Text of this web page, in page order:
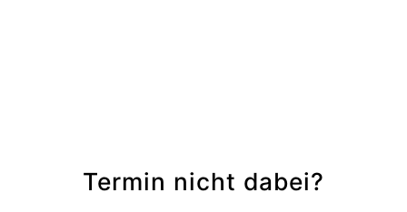
Termin nicht dabei?